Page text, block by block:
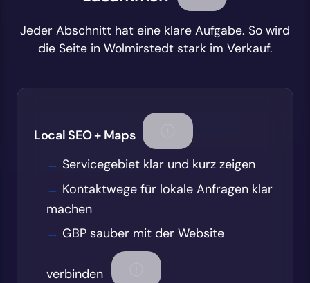
Jeder Abschnitt hat eine klare Aufgabe. So wird
die Seite in Wolmirstedt stark im Verkauf.
Local SEO + Maps
Servicegebiet klar und kurz zeigen
Kontaktwege für lokale Anfragen klar
machen
GBP sauber mit der Website
verbinden